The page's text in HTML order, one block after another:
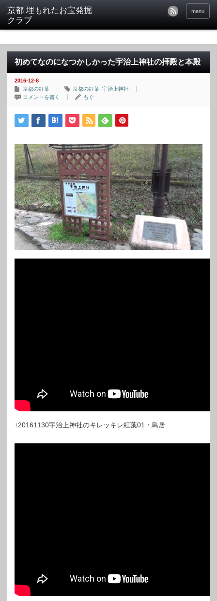
京都 埋もれたお宝発掘
クラブ
menu
初めてなのになつかしかった宇治上神社の拝殿と本殿
2016-12-8
京都の紅葉
京都の紅葉 宇治上神社
コメントを書く
もぐ
↑20161130宇治上神社のキレッキレ紅葉01・鳥居